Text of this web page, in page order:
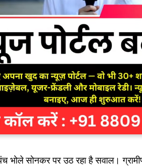
भोले सोनकर पर उठ रहा है सवाल।